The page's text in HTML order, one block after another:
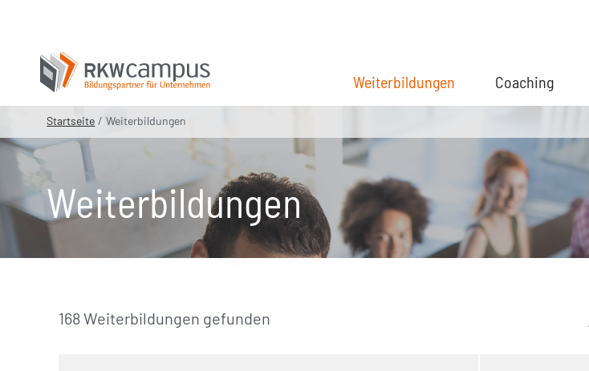
Weiterbildungen (aktuell)Coaching
Startseite Weiterbildungen
Weiterbildungen
168 Weiterbildungen gefunden